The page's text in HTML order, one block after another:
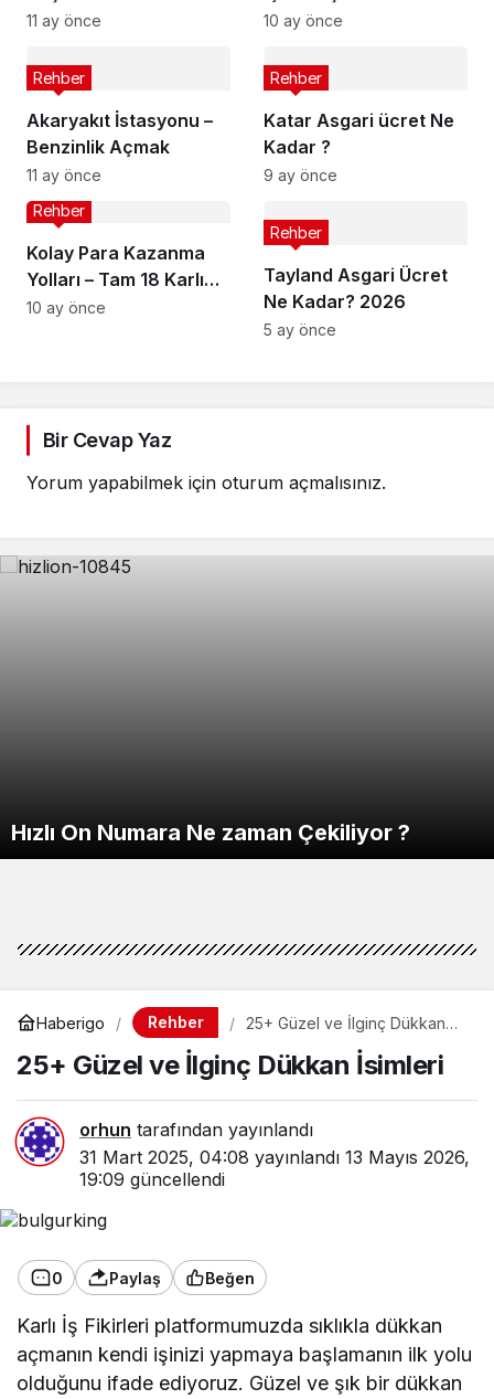
11 ay önce
Yatırımcılara 6 Öneri
10 ay önce
Akaryakıt İstasyonu –
Benzinlik Açmak
Rehber
11 ay önce
Katar Asgari ücret Ne
Kadar ?
Rehber
9 ay önce
Kolay Para Kazanma
Yolları – Tam 18 Karlı
Fikir!
Rehber
10 ay önce
Tayland Asgari Ücret
Ne Kadar? 2026
Rehber
5 ay önce
Bir Cevap Yaz
Yorum yapabilmek için oturum açmalısınız.
Hızlı On Numara Ne zaman Çekiliyor ?
Haberigo Rehber
25+ Güzel ve İlginç Dükkan
25+ Güzel ve İlginç Dükkan İsimleri
orhun tarafından yayınlandı
31 Mart 2025, 04:08 yayınlandı 13 Mayıs 2026,
19:09 güncellendi
0 Paylaş Beğen
Karlı İş Fikirleri platformumuzda sıklıkla dükkan
açmanın kendi işinizi yapmaya başlamanın ilk yolu
olduğunu ifade ediyoruz. Güzel ve şık bir dükkan